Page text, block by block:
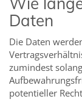
Daten
Die Daten
zumindest
potentieller